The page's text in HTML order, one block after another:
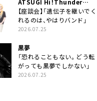
ATSUGI Hi！Thunder
Rock Festival
【座談会】「遺伝子を継いでく
れるのは、やはりバンド」
2026.07.25
黒夢
「恐れることもない。どう転
がっても黒夢でしかない」
2026.07.25